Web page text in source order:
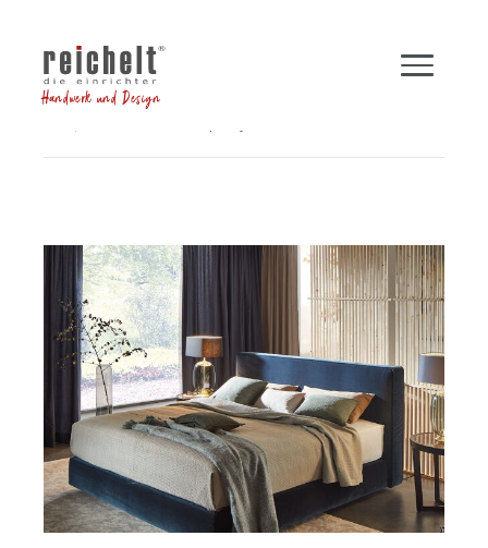
Handwerk und Design